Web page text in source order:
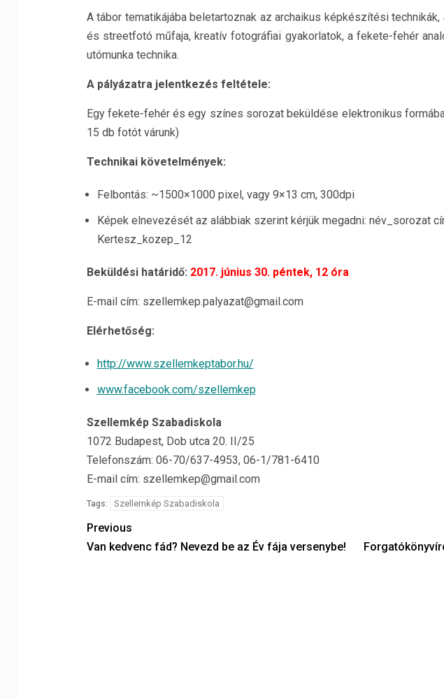
A tábor tematikájába beletartoznak az archaikus képkészítési
és streetfotó műfaja, kreatív fotográfiai gyakorlatok, a fekete-fehér
utómunka technika.
A pályázatra jelentkezés feltétele:
Egy fekete-fehér és egy színes sorozat beküldése elektronikus
15 db fotót várunk)
Technikai követelmények:
Felbontás: ~1500×1000 pixel, vagy 9×13 cm, 300dpi
Képek elnevezését az alábbiak szerint kérjük megadni: név_sorozat
Kertesz_kozep_12
Beküldési határidő: 2017. június 30. péntek, 12 óra
E-mail cím: szellemkep.palyazat@gmail.com
Elérhetőség:
http://www.szellemkeptabor.hu/
www.facebook.com/szellemkep
Szellemkép Szabadiskola
1072 Budapest, Dob utca 20. II/25
Telefonszám: 06-70/637-4953, 06-1/781-6410
E-mail cím: szellemkep@gmail.com
Tags: Szellemkép Szabadiskola
Previous
Van kedvenc fád? Nevezd be az Év fája versenybe!